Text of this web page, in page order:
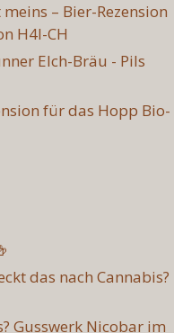
– Bier-Rezension
H4l-CH
Elch-Bräu - Pils
für das Hopp Bio-
das nach Cannabis?
Gusswerk Nicobar im